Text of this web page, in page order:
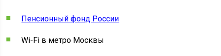
Пенсионный фонд России
Wi-Fi в метро Москвы